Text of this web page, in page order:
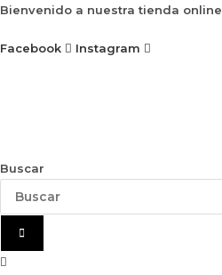
Ir
contenido
Bienvenido a nuestra tienda online
Facebook Instagram
Buscar